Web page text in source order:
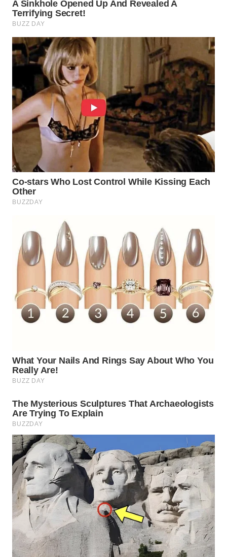
PLN
MKLI
LKKI
KOPEKLIN
PORTAL
FORWAMKI
ALPERKLINAS
FORJASIDA
TAMBANG
NEWS
SITUNGIR
SIDIKALANG
NEWS
NEWS
METRO
SIANTAR
NEWS
METRO
MEDAN
NEWS
METRO
JAKARTA
NEWS